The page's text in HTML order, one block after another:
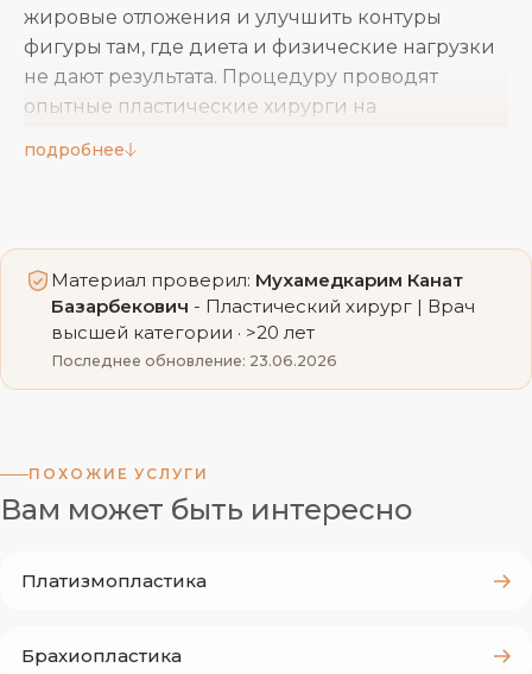
жировые отложения и улучшить контуры
фигуры там, где диета и физические нагрузки
не дают результата. Процедуру проводят
опытные пластические хирурги на
деликатно работать с проблемными зонами и
Показания к Липосакции зон тела
локальные жировые отложения, устойчивые
к диете и спорту;
желание скорректировать контуры тела и
подчеркнуть рельеф;
подробнее
Материал проверил: Мухамедкарим Канат
Базарбекович - Пластический хирург | Врач
высшей категории · >20 лет
Последнее обновление: 23.06.2026
ПОХОЖИЕ УСЛУГИ
Вам может быть интересно
Платизмопластика
Брахиопластика